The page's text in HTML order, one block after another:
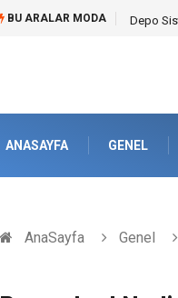
BU ARALAR MODA Depo
ANASAYFA GENEL
AnaSayfa Genel